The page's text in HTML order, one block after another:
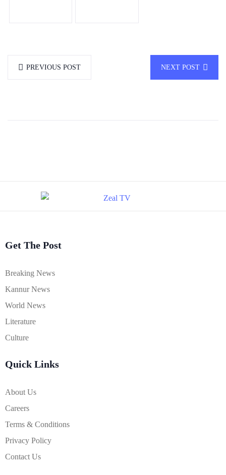
PREVIOUS POST NEXT POST
Get The Post
Breaking News
Kannur News
World News
Literature
Culture
Quick Links
About Us
Careers
Terms & Conditions
Privacy Policy
Contact Us